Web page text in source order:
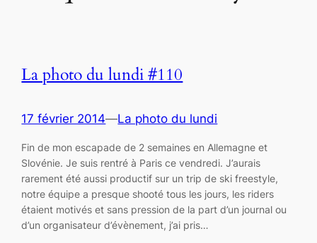
La photo du lundi #110
17 février 2014—La photo du lundi
Fin de mon escapade de 2 semaines en Allemagne et
Slovénie. Je suis rentré à Paris ce vendredi. J’aurais
rarement été aussi productif sur un trip de ski freestyle,
notre équipe a presque shooté tous les jours, les riders
étaient motivés et sans pression de la part d’un journal ou
d’un organisateur d’évènement, j’ai pris…